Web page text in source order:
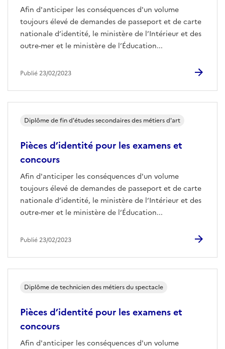
Afin d'anticiper les conséquences d'un volume
toujours élevé de demandes de passeport et de carte
nationale d’identité, le ministère de l’Intérieur et des
outre-mer et le ministère de l’Éducation...
Publié 23/02/2023
Pièces d’identité pour les examens et
concours
Afin d'anticiper les conséquences d'un volume
toujours élevé de demandes de passeport et de carte
nationale d’identité, le ministère de l’Intérieur et des
outre-mer et le ministère de l’Éducation...
Diplôme de fin d'études secondaires des métiers d'art
Publié 23/02/2023
Pièces d’identité pour les examens et
concours
Afin d'anticiper les conséquences d'un volume
Diplôme de technicien des métiers du spectacle